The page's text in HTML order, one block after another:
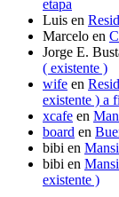
etapa
Luis en
Marcelo en
Jorge E.
( existente )
wife en
existente ) a
xcafe en
board en
bibi en
bibi en
existente )